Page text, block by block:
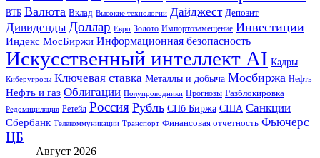
ВТБ Валюта Вклад Высокие технологии Дайджест Депозит
Дивиденды Доллар Евро Золото Импортозамещение Инвестиции
Индекс МосБиржи Информационная безопасность
Искусственный интеллект AI Кадры
Киберугрозы Ключевая ставка Металлы и добыча Мосбиржа Нефть
Нефть и газ Облигации Полупроводники Прогнозы Разблокировка
Редомициляция Ретейл Россия Рубль СПб Биржа США Санкции
Сбербанк Телекоммуникации Транспорт Финансовая отчетность Фьючерс
ЦБ
Август 2026